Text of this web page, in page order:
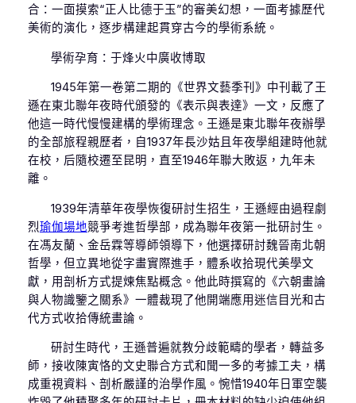
合：一面摸索“正人比德于玉”的審美幻想，一面考據歷代
美術的演化，逐步構建起貫穿古今的學術系統。
學術孕育：于烽火中廣收博取
1945年第一卷第二期的《世界文藝季刊》中刊載了王
遜在東北聯年夜時代頒發的《表示與表達》一文，反應了
他這一時代慢慢建構的學術理念。王遜是東北聯年夜辦學
的全部旅程親歷者，自1937年長沙姑且年夜學組建時他就
在校，后隨校遷至昆明，直至1946年聯大敗返，九年未
離。
1939年清華年夜學恢復研討生招生，王遜經由過程劇
烈瑜伽場地競爭考進哲學部，成為聯年夜第一批研討生。
在馮友蘭、金岳霖等導師領導下，他選擇研討魏晉南北朝
哲學，但立異地從字畫實際進手，體系收拾現代美學文
獻，用剖析方式提煉焦點概念。他此時撰寫的《六朝畫論
與人物識鑒之關系》一體裁現了他開端應用迷信目光和古
代方式收拾傳統畫論。
研討生時代，王遜普遍就教分歧範疇的學者，轉益多
師，接收陳寅恪的文史聯合方式和聞一多的考據工夫，構
成重視資料、剖析嚴謹的治學作風。惋惜1940年日軍空襲